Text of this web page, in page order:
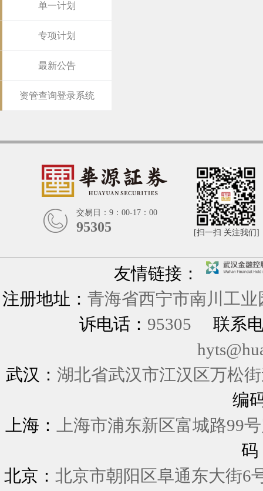
单一计划
专项计划
最新公告
资管查询登录系统
交易日：9：00-17：00
95305 [扫一扫 关注我们]
友情链接：
注册地址： 青海省西宁市南川工
诉电话： 95305
联系
武汉： 湖北省武汉市江汉区万松
编
上海：
上海市浦东新区富
码
北京： 北京市朝阳区阜通东大